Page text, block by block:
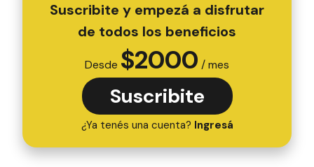
Suscribite y empezá a disfrutar
de todos los beneficios
Desde $2000 / mes
Suscribite
¿Ya tenés una cuenta? Ingresá